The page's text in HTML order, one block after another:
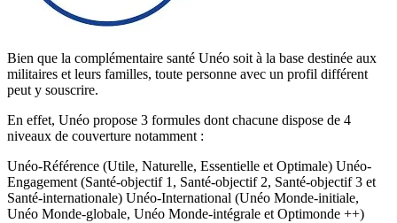
Bien que la complémentaire santé Unéo soit à la base destinée aux
militaires et leurs familles, toute personne avec un profil différent
peut y souscrire.
En effet, Unéo propose 3 formules dont chacune dispose de 4
niveaux de couverture notamment :
Unéo-Référence (Utile, Naturelle, Essentielle et Optimale) Unéo-
Engagement (Santé-objectif 1, Santé-objectif 2, Santé-objectif 3 et
Santé-internationale) Unéo-International (Unéo Monde-initiale,
Unéo Monde-globale, Unéo Monde-intégrale et Optimonde ++)